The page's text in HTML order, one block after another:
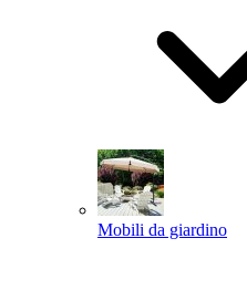
Mobili da giardino